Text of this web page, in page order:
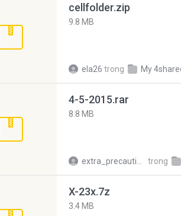
cellfolder.zip
9.8 MB
ela26 trong My
4-5-2015.rar
8.8 MB
trong
X-23x.7z
3.4 MB